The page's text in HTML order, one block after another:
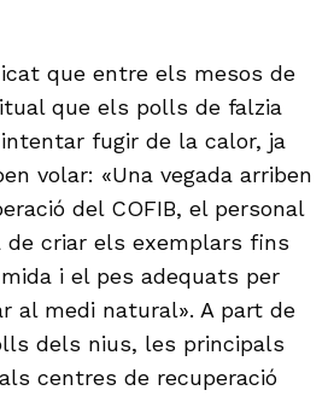
que entre els mesos de
que els polls de falzia
fugir de la calor, ja
volar: «Una vegada arriben
del COFIB, el personal
de criar els exemplars fins
i el pes adequats per
al medi natural». A part de
dels nius, les principals
centres de recuperació